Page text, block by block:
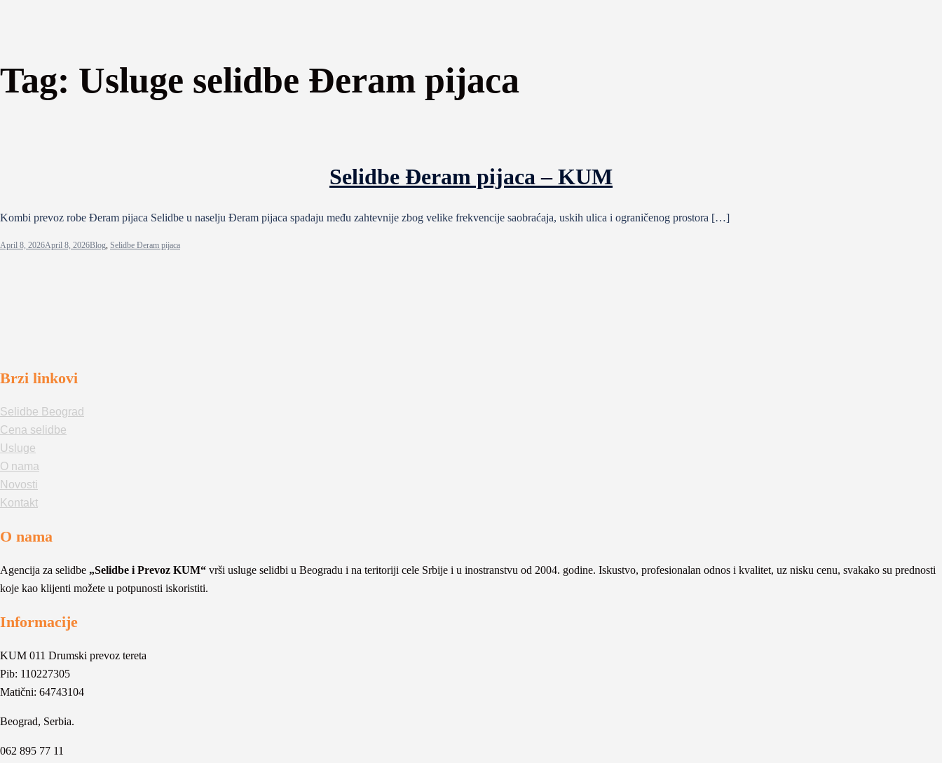
Tag: Usluge selidbe Đeram pijaca
Selidbe Đeram pijaca – KUM
Kombi prevoz robe Đeram pijaca Selidbe u naselju Đeram pijaca spadaju među zahtevnije zbog velike frekvencije saobraćaja, uskih ulica i ograničenog prostora […]
April 8, 2026April 8, 2026Blog Selidbe Đeram pijaca
Brzi linkovi
Selidbe Beograd
Cena selidbe
Usluge
O nama
Novosti
Kontakt
O nama
Agencija za selidbe „Selidbe i Prevoz KUM“ vrši usluge selidbi u Beogradu i na teritoriji cele Srbije i u inostranstvu od 2004. godine. Iskustvo, profesionalan odnos i kvalitet, uz nisku cenu, svakako su prednosti
koje kao klijenti možete u potpunosti iskoristiti.
Informacije
KUM 011 Drumski prevoz tereta
Pib: 110227305
Matični: 64743104
Beograd, Serbia.
062 895 77 11